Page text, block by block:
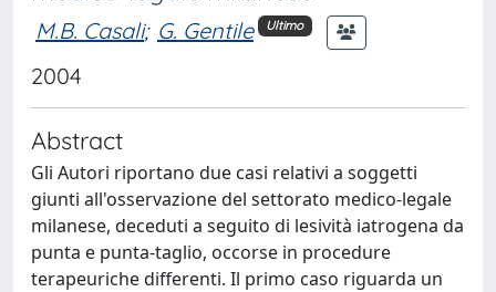
M.B. Casali; G. Gentile Ultimo
2004
Abstract
Gli Autori riportano due casi relativi a soggetti
giunti all'osservazione del settorato medico-legale
milanese, deceduti a seguito di lesività iatrogena da
punta e punta-taglio, occorse in procedure
terapeuriche differenti. Il primo caso riguarda un